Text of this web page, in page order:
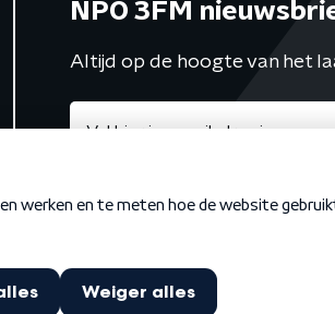
NPO 3FM
Altijd op de hoogte van het